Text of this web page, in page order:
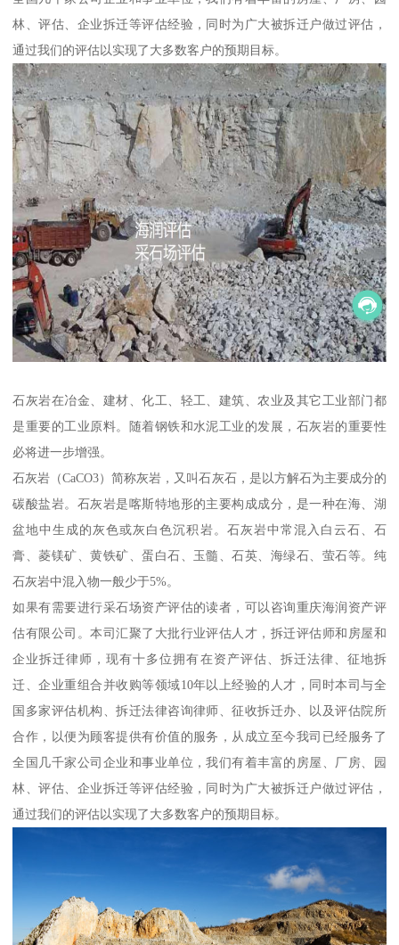
林、评估、企业拆迁等评估经验，同时为广大被拆迁户做过评估，
通过我们的评估以实现了大多数客户的预期目标。
石灰岩在冶金、建材、化工、轻工、建筑、农业及其它工业部门都
是重要的工业原料。随着钢铁和水泥工业的发展，石灰岩的重要性
必将进一步增强。
石灰岩（CaCO3）简称灰岩，又叫石灰石，是以方解石为主要成分的
碳酸盐岩。石灰岩是喀斯特地形的主要构成成分，是一种在海、湖
盆地中生成的灰色或灰白色沉积岩。石灰岩中常混入白云石、石
膏、菱镁矿、黄铁矿、蛋白石、玉髓、石英、海绿石、萤石等。纯
石灰岩中混入物一般少于5%。
如果有需要进行采石场资产评估的读者，可以咨询重庆海润资产评
估有限公司。本司汇聚了大批行业评估人才，拆迁评估师和房屋和
企业拆迁律师，现有十多位拥有在资产评估、拆迁法律、征地拆
迁、企业重组合并收购等领域10年以上经验的人才，同时本司与全
国多家评估机构、拆迁法律咨询律师、征收拆迁办、以及评估院所
合作，以便为顾客提供有价值的服务，从成立至今我司已经服务了
全国几千家公司企业和事业单位，我们有着丰富的房屋、厂房、园
林、评估、企业拆迁等评估经验，同时为广大被拆迁户做过评估，
通过我们的评估以实现了大多数客户的预期目标。